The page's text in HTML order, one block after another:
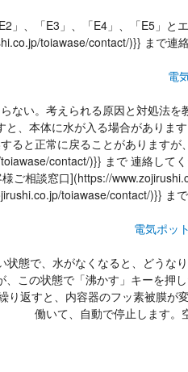
」、「E3」、「E4」、「E5」
toiawase/contact/)}} まで
電
ない。考えられる原因と対処法
と、本体に水が入る場合があり
ると正常に戻ることがあります
contact/)}} まで 連絡して
ご相談窓口](https://
toiawase/contact/)}} ま
電気ポッ
状態で、水がなくなると、どう
、この状態で「沸かす」キーを
り返すと、内容器のフッ素被膜
働いて、自動で停止します。